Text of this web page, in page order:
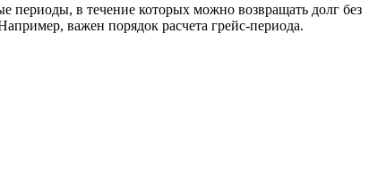
периоды, в течение которых можно возвращать долг без
важен порядок расчета грейс-периода.